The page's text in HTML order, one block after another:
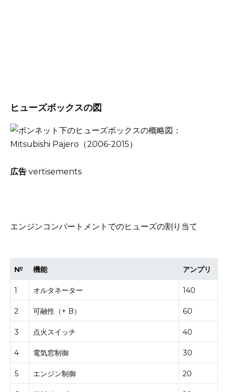
ヒューズボックスの図
広告 vertisements
エンジンコンパートメントでのヒューズの割り当て
№ 機能 アンプリ
1 オルタネーター 140
2 可融性（+ B） 60
3 点火スイッチ 40
4 電気窓制御 30
5 エンジン制御 20